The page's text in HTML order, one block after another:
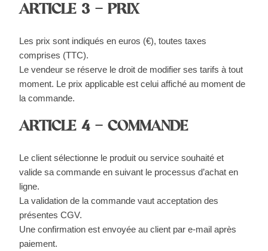
ARTICLE 3 – PRIX
Les prix sont indiqués en euros (€), toutes taxes
comprises (TTC).
Le vendeur se réserve le droit de modifier ses tarifs à tout
moment. Le prix applicable est celui affiché au moment de
la commande.
ARTICLE 4 – COMMANDE
Le client sélectionne le produit ou service souhaité et
valide sa commande en suivant le processus d’achat en
ligne.
La validation de la commande vaut acceptation des
présentes CGV.
Une confirmation est envoyée au client par e-mail après
paiement.